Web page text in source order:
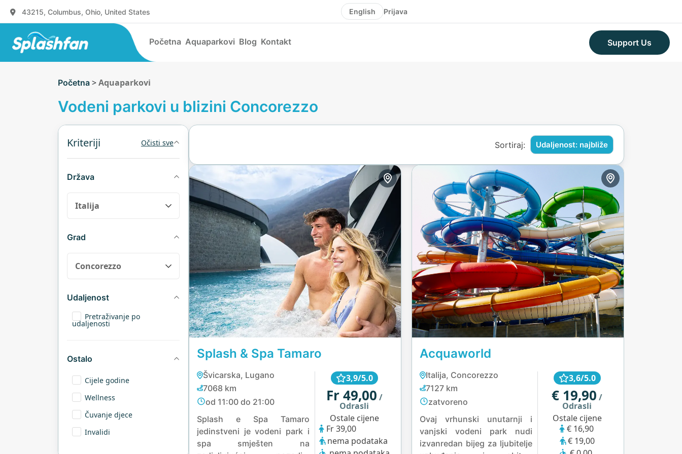
43215, Columbus, Ohio, United States English Prijava
Početna Aquaparkovi Blog Kontakt Support Us
Početna >Aquaparkovi
Vodeni parkovi u blizini Concorezzo
Kriteriji Očisti sve
Država
Grad
Udaljenost
Pretraživanje po
udaljenosti
Ostalo
Cijele godine
Wellness
Čuvanje djece
Invalidi
Sortiraj: Udaljenost: najbliže
Splash & Spa Tamaro
Švicarska, Lugano
7068 km
od 11:00 do 21:00
Splash e Spa Tamaro
jedinstveni je vodeni park i
spa smješten na
3,9/5.0
Fr 49,00 /
Odrasli
Ostale cijene
Fr 39,00
nema podataka
Acquaworld
Italija, Concorezzo
7127 km
zatvoreno
Ovaj vrhunski unutarnji i
vanjski vodeni park nudi
izvanredan bijeg za ljubitelje
3,6/5.0
€ 19,90 /
Odrasli
Ostale cijene
€ 16,90
€ 19,00